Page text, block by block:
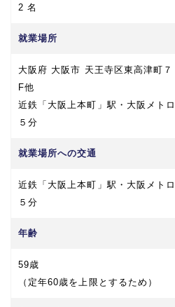
2 名
就業場所
大阪府 大阪市 天王寺区東高津町
F他
近鉄「大阪上本町」駅・大阪メト
５分
就業場所への交通
近鉄「大阪上本町」駅・大阪メト
５分
年齢
59歳
（定年60歳を上限とするため）